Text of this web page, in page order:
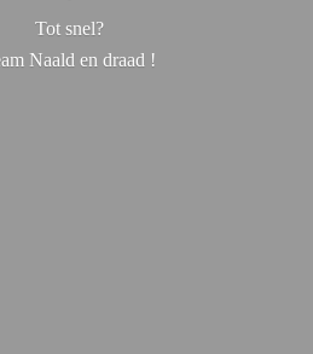
Tot snel?
Naald en draad !